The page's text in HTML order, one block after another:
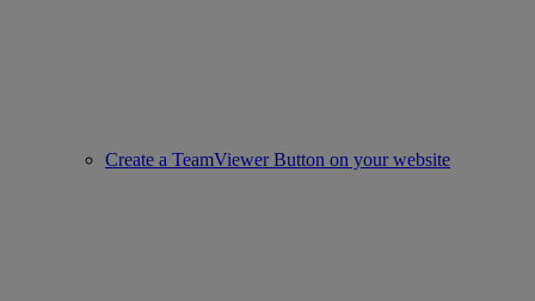
Create a TeamViewer Button on your website